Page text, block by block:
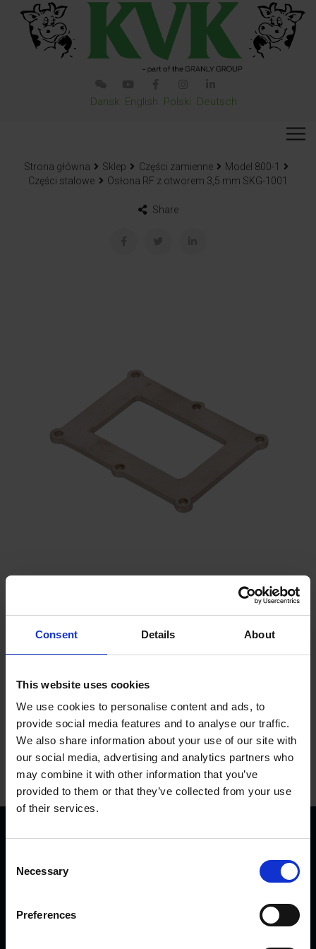
Consent Details About
This website uses cookies
We use cookies to personalise content and ads, to
provide social media features and to analyse our traffic.
We also share information about your use of our site with
our social media, advertising and analytics partners who
may combine it with other information that you’ve
provided to them or that they’ve collected from your use
of their services.
Necessary
Preferences
Dansk English Polski Deutsch
Strona główna Sklep Części zamienne
Model 800-1
Części stalowe
Osłona RF z otworem 3,5 mm SKG-1001
Share
Osłona RF z otworem 3,5
mm SKG-1001
Dodaj do koszyka
KVK Hydra Klov jest nowoczesną firmą zajmującą się